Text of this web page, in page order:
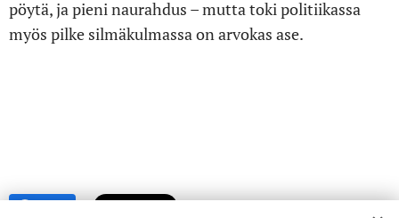
pöytä, ja pieni naurahdus – mutta toki politiikassa
myös pilke silmäkulmassa on arvokas ase.